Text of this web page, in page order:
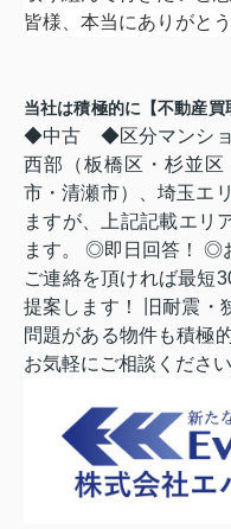
皆様、本当にありがと
当社は積極的に【不動産買
◆中古 ◆区分マンショ
西部（板橋区・杉並
市・清瀬市）、埼玉エ
ますが、上記記載エリ
ます。 ◎即日回答！ ◎
ご連絡を頂ければ最短
提案します！ 旧耐震・
問題がある物件も積極
お気軽にご相談ください